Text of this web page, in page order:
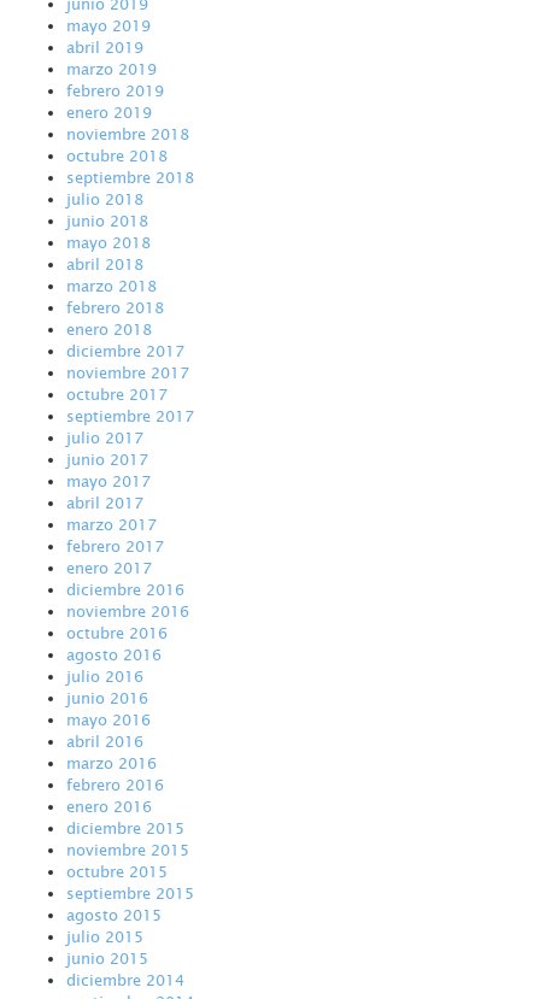
mayo 2019
abril 2019
marzo 2019
febrero 2019
enero 2019
noviembre 2018
octubre 2018
septiembre 2018
julio 2018
junio 2018
mayo 2018
abril 2018
marzo 2018
febrero 2018
enero 2018
diciembre 2017
noviembre 2017
octubre 2017
septiembre 2017
julio 2017
junio 2017
mayo 2017
abril 2017
marzo 2017
febrero 2017
enero 2017
diciembre 2016
noviembre 2016
octubre 2016
agosto 2016
julio 2016
junio 2016
mayo 2016
abril 2016
marzo 2016
febrero 2016
enero 2016
diciembre 2015
noviembre 2015
octubre 2015
septiembre 2015
agosto 2015
julio 2015
junio 2015
diciembre 2014